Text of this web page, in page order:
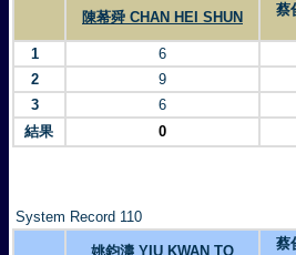
陳莃舜 CHAN HEI SHUN
蔡
1
6
2
9
3
6
結果
0
System Record 110
姚鈞濤 YIU KWAN TO
蔡